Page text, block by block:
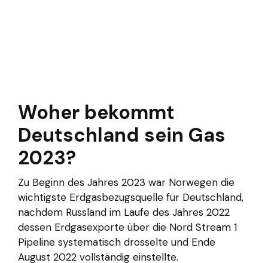
Woher bekommt
Deutschland sein Gas
2023?
Zu Beginn des Jahres 2023 war Norwegen die
wichtigste Erdgasbezugsquelle für Deutschland,
nachdem Russland im Laufe des Jahres 2022
dessen Erdgasexporte über die Nord Stream 1
Pipeline systematisch drosselte und Ende
August 2022 vollständig einstellte.